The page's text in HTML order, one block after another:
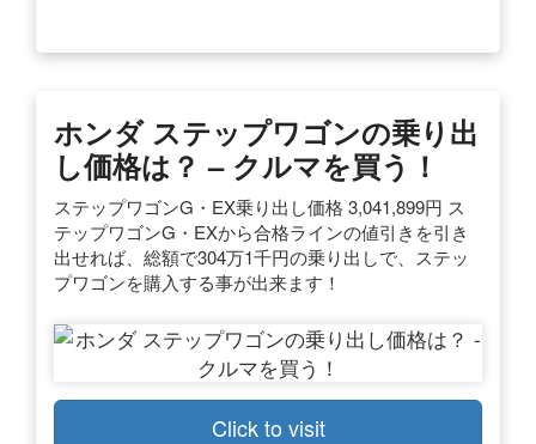
ホンダ ステップワゴンの乗り出
し価格は？ – クルマを買う！
ステップワゴンG・EX乗り出し価格 3,041,899円 ス
テップワゴンG・EXから合格ラインの値引きを引き
出せれば、総額で304万1千円の乗り出しで、ステッ
プワゴンを購入する事が出来ます！
Click to visit